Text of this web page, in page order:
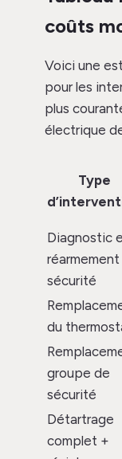
coûts
Voici une
pour les
plus
électrique
Type
Diagnostic
réarmement
sécurité
du
groupe de
sécurité
Détartrage
complet +